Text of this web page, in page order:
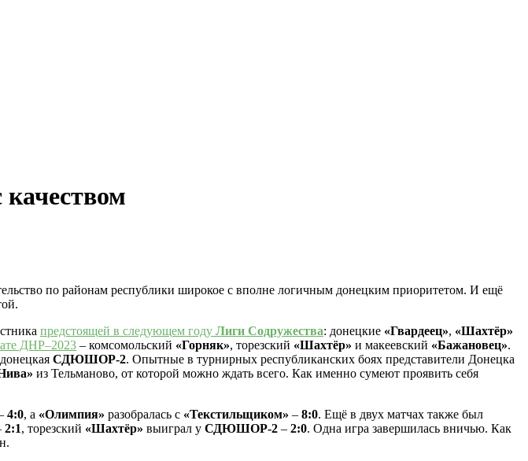
по районам республики широкое с вполне логичным донецким приоритетом. И ещё
предстоящей в следующем году Лиги Содружества: донецкие «Гвардеец», «Шахтёр»
ДНР–2023 – комсомольский «Горняк», торезский «Шахтёр» и макеевский «Бажановец».
СДЮШОР-2. Опытные в турнирных республиканских боях представители Донецка
из Тельманово, от которой можно ждать всего. Как именно сумеют проявить себя
4:0, а «Олимпия» разобралась с «Текстильщиком» – 8:0. Ещё в двух матчах также был
2:1, торезский «Шахтёр» выиграл у СДЮШОР-2 – 2:0. Одна игра завершилась вничью. Как